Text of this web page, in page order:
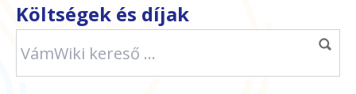
Költségek és díjak